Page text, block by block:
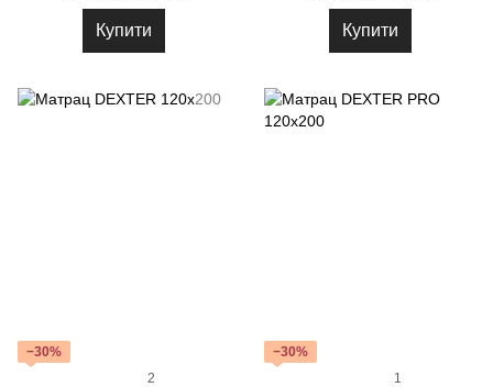
Купити Купити
−30%
2
−30%
1